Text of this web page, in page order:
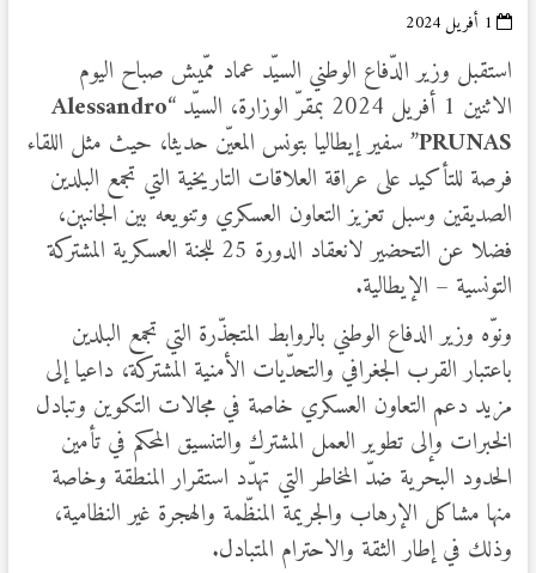
1 أفريل 2024
استقبل وزير الدّفاع الوطني السيّد عماد ممّيش صباح اليوم
الاثنين 1 أفريل 2024 بمقرّ الوزارة، السيّد “
Alessandro
PRUNAS” سفير إيطاليا بتونس المعيّن حديثا، حيث مثل اللقاء
فرصة للتأكيد على عراقة العلاقات التاريخية التي تجمع البلدين
الصديقين وسبل تعزيز التعاون العسكري وتنويعه بين الجانبين،
فضلا عن التحضير لانعقاد الدورة 25 للجنة العسكرية المشتركة
التونسية – الإيطالية.
ونوّه وزير الدفاع الوطني بالروابط المتجذّرة التي تجمع البلدين
باعتبار القرب الجغرافي والتحدّيات الأمنية المشتركة، داعيا إلى
مزيد دعم التعاون العسكري خاصة في مجالات التكوين وتبادل
الخبرات وإلى تطوير العمل المشترك والتنسيق المحكم في تأمين
الحدود البحرية ضدّ المخاطر التي تهدّد استقرار المنطقة وخاصة
منها مشاكل الإرهاب والجريمة المنظّمة والهجرة غير النظامية،
وذلك في إطار الثقة والاحترام المتبادل.